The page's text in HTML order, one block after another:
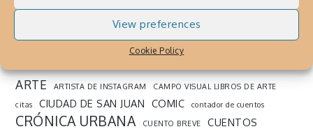
View preferences
Cookie Policy
ARTE ARTISTA DE INSTAGRAM
CAMPO VISUAL LIBROS DE ARTE
citas
CIUDAD DE SAN JUAN COMIC contador de cuentos
CRÓNICA URBANA CUENTO BREVE CUENTOS